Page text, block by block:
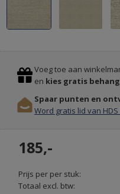
DEURMATTEN
MAAT
GEMAAKT
-
VEEGJEVOETEN.NL
Previous
Stop
Voeg toe aan
en kies gratis
Spaar punten en
Word gratis lid van
185,-
Prijs per per stuk:
Totaal excl. btw: